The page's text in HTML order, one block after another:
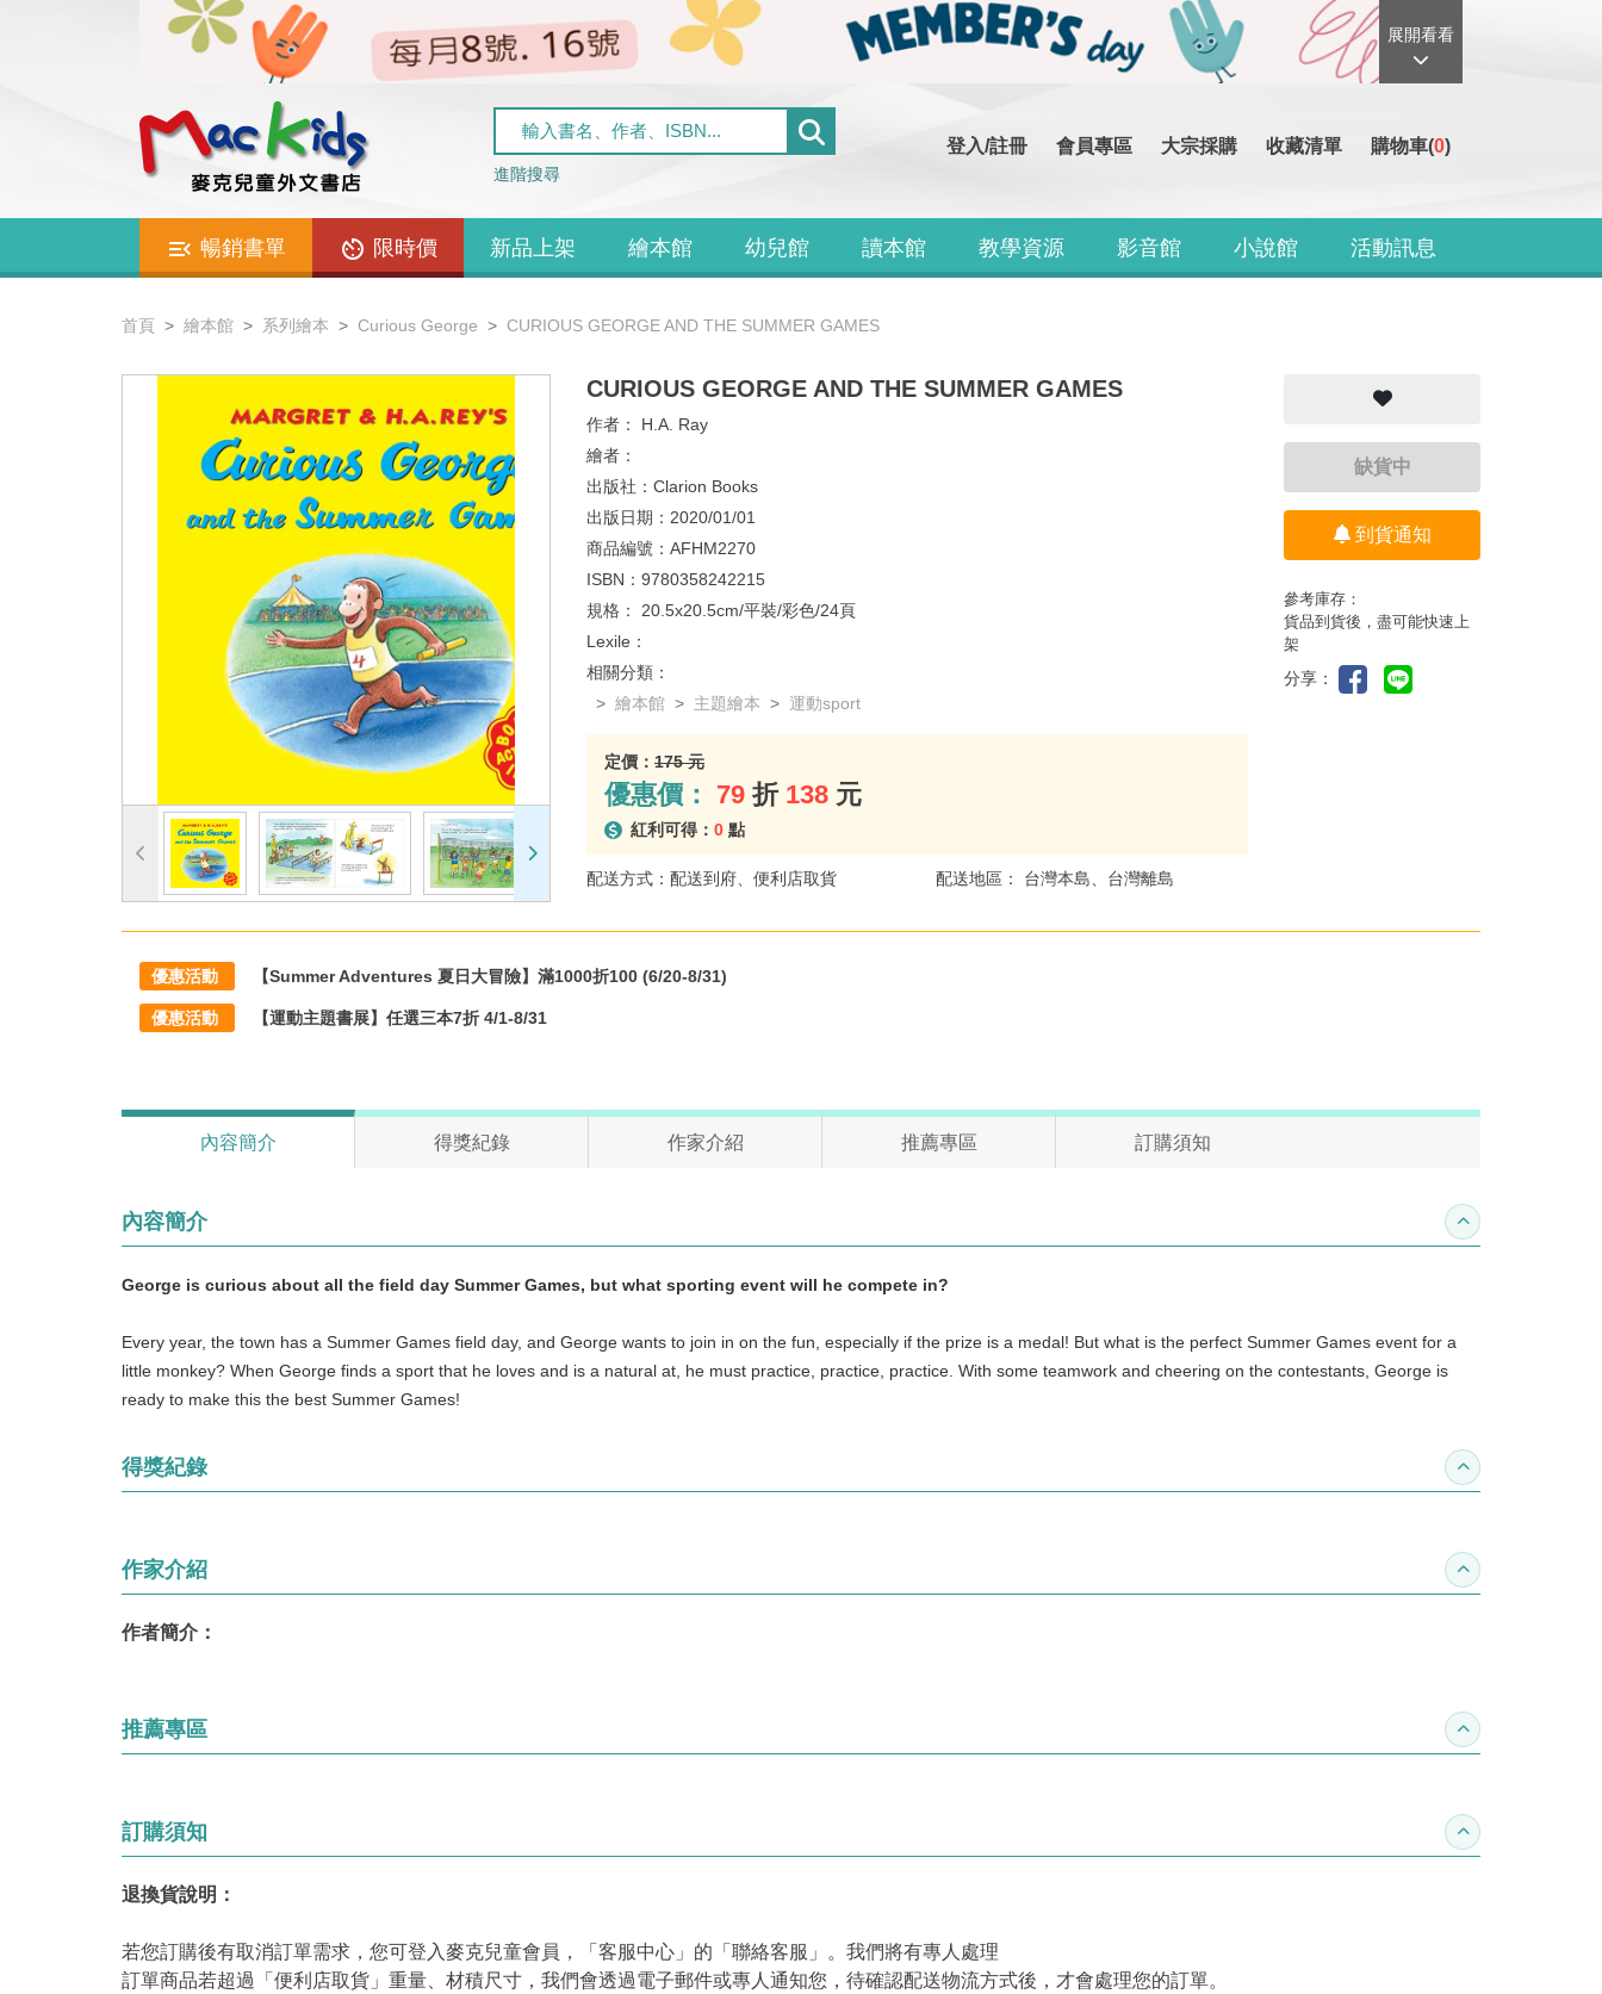
展開看看
進階搜尋
登入/註冊 會員專區 大宗採購 收藏清單 購物車(0)
暢銷書單 限時價 新品上架 繪本館 幼兒館 讀本館 教學資源 影音館 小說館 活動訊息
首頁 繪本館 系列繪本 Curious George CURIOUS GEORGE AND THE SUMMER GAMES
CURIOUS GEORGE AND THE SUMMER GAMES
作者： H.A. Ray
繪者：
出版社： Clarion Books
出版日期： 2020/01/01
商品編號： AFHM2270
ISBN： 9780358242215
規格： 20.5x20.5cm/平裝/彩色/24頁
Lexile：
相關分類：
繪本館
主題繪本 運動sport
定價： 175 元
優惠價： 79 折 138 元
紅利可得： 0 點
配送方式：配送到府、便利店取貨 配送地區： 台灣本島、台灣離島
缺貨中
到貨通知
參考庫存：
貨品到貨後，盡可能快速上
架
分享：
優惠活動 【Summer Adventures 夏日大冒險】滿1000折100 (6/20-8/31)
優惠活動 【運動主題書展】任選三本7折 4/1-8/31
內容簡介 得獎紀錄 作家介紹 推薦專區 訂購須知
內容簡介 收合內容簡介
George is curious about all the field day Summer Games, but what sporting event will he compete in?
Every year, the town has a Summer Games field day, and George wants to join in on the fun, especially if the prize is a medal! But what is the perfect Summer Games event for a
little monkey? When George finds a sport that he loves and is a natural at, he must practice, practice, practice. With some teamwork and cheering on the contestants, George is
ready to make this the best Summer Games!
得獎紀錄 收合得獎紀錄
作家介紹 收合作家介紹
作者簡介：
推薦專區 收合推薦專區
訂購須知 收合訂購須知
退換貨說明：
若您訂購後有取消訂單需求，您可登入麥克兒童會員，「客服中心」的「聯絡客服」。我們將有專人處理
訂單商品若超過「便利店取貨」重量、材積尺寸，我們會透過電子郵件或專人通知您，待確認配送物流方式後，才會處理您的訂單。